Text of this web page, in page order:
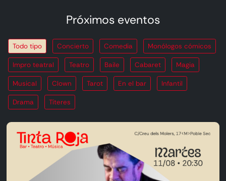
Próximos eventos
Todo tipo Concierto Comedia Monólogos cómicos
Impro teatral Teatro Baile Cabaret Magia
Musical Clown Tarot En el bar Infantil
Drama Títeres